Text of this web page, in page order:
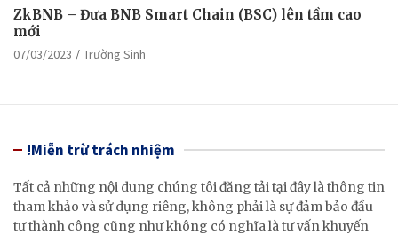
ZkBNB – Đưa BNB Smart Chain (BSC) lên tầm cao
mới
07/03/2023 Trường Sinh
!Miễn trừ trách nhiệm
Tất cả những nội dung chúng tôi đăng tải tại đây là thông tin
tham khảo và sử dụng riêng, không phải là sự đảm bảo đầu
tư thành công cũng như không có nghĩa là tư vấn khuyến